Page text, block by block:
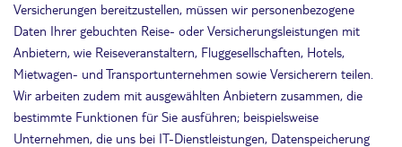
Versicherungen bereitzustellen, müssen wir personenbezogene
Daten Ihrer gebuchten Reise- oder Versicherungsleistungen mit
Anbietern, wie Reiseveranstaltern, Fluggesellschaften, Hotels,
Mietwagen- und Transportunternehmen sowie Versicherern teilen.
Wir arbeiten zudem mit ausgewählten Anbietern zusammen, die
bestimmte Funktionen für Sie ausführen; beispielsweise
Unternehmen, die uns bei IT-Dienstleistungen, Datenspeicherung